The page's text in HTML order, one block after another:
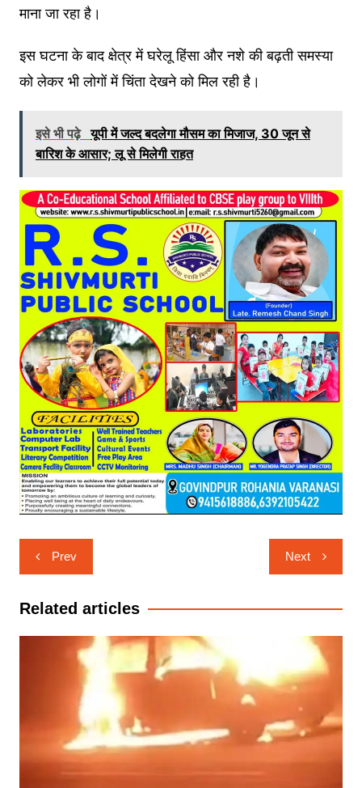
माना जा रहा है।
इस घटना के बाद क्षेत्र में घरेलू हिंसा और नशे की बढ़ती समस्या
को लेकर भी लोगों में चिंता देखने को मिल रही है।
इसे भी पढ़े यूपी में जल्द बदलेगा मौसम का मिजाज, 30 जून से
बारिश के आसार; लू से मिलेगी राहत
Post
navigation
Prev Next
Related articles